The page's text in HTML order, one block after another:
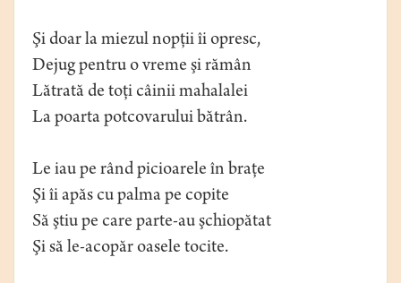
Şi doar la miezul nopţii îi opresc,
Dejug pentru o vreme şi rămân
Lătrată de toţi câinii mahalalei
La poarta potcovarului bătrân.
Le iau pe rând picioarele în braţe
Şi îi apăs cu palma pe copite
Să ştiu pe care parte-au şchiopătat
Şi să le-acopăr oasele tocite.